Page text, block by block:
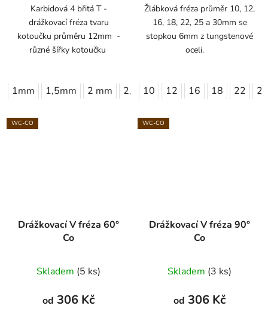
Karbidová 4 břitá T -
drážkovací fréza tvaru
kotoučku průměru 12mm -
různé šířky kotoučku
1mm 1,5mm 2 mm 2,5mm 3 mm
Žlábková fréza průměr 10, 12,
16, 18, 22, 25 a 30mm se
stopkou 6mm z tungstenové
oceli.
10 12 16 18 22 25
WC-CO
Drážkovací V fréza 60°
Co
Skladem (5 ks)
od 306 Kč
WC-CO
Drážkovací V fréza 90°
Co
Skladem (3 ks)
od 306 Kč